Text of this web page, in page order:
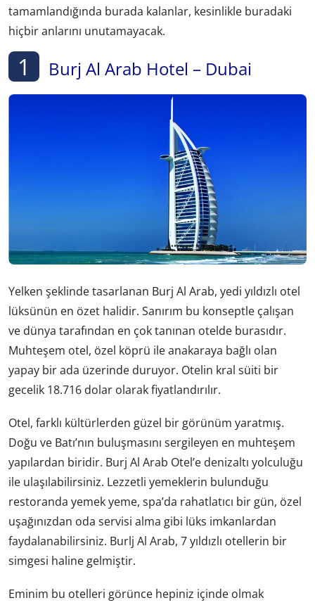
tamamlandığında burada kalanlar, kesinlikle buradaki
hiçbir anlarını unutamayacak.
1 Burj Al Arab Hotel – Dubai
Yelken şeklinde tasarlanan Burj Al Arab, yedi yıldızlı otel
lüksünün en özet halidir. Sanırım bu konseptle çalışan
ve dünya tarafından en çok tanınan otelde burasıdır.
Muhteşem otel, özel köprü ile anakaraya bağlı olan
yapay bir ada üzerinde duruyor. Otelin kral süiti bir
gecelik 18.716 dolar olarak fiyatlandırılır.
Otel, farklı kültürlerden güzel bir görünüm yaratmış.
Doğu ve Batı’nın buluşmasını sergileyen en muhteşem
yapılardan biridir. Burj Al Arab Otel’e denizaltı yolculuğu
ile ulaşılabilirsiniz. Lezzetli yemeklerin bulunduğu
restoranda yemek yeme, spa’da rahatlatıcı bir gün, özel
uşağınızdan oda servisi alma gibi lüks imkanlardan
faydalanabilirsiniz. Burlj Al Arab, 7 yıldızlı otellerin bir
simgesi haline gelmiştir.
Eminim bu otelleri görünce hepiniz içinde olmak